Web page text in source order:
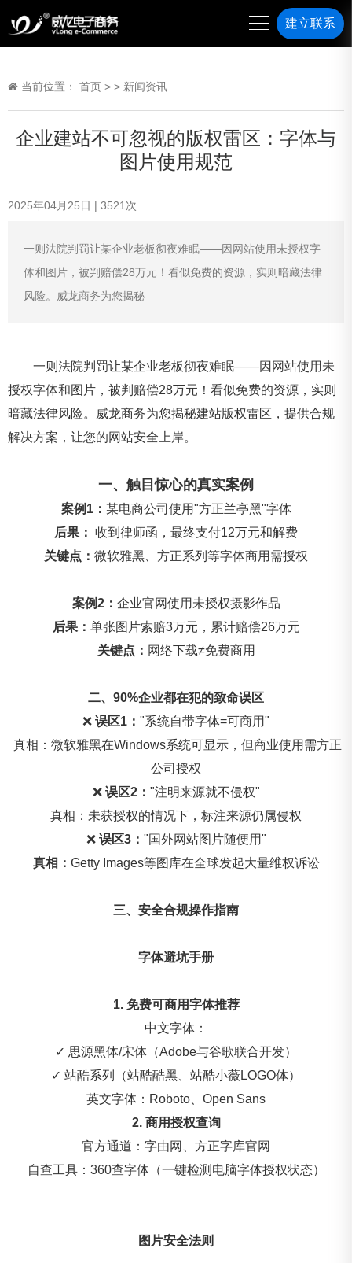
建立联系
当前位置： 首页 > > 新闻资讯
企业建站不可忽视的版权雷区：字体与
图片使用规范
2025年04月25日 | 3521 次
一则法院判罚让某企业老板彻夜难眠——因网站使用未授权字
体和图片，被判赔偿28万元！看似免费的资源，实则暗藏法律
风险。威龙商务为您揭秘
一则法院判罚让某企业老板彻夜难眠——因网站使用未
授权字体和图片，被判赔偿28万元！看似免费的资源，实则
暗藏法律风险。威龙商务为您揭秘建站版权雷区，提供合规
解决方案，让您的网站安全上岸。
一、触目惊心的真实案例
案例1： 某电商公司使用"方正兰亭黑"字体
后果： 收到律师函，最终支付12万元和解费
关键点： 微软雅黑、方正系列等字体商用需授权
案例2： 企业官网使用未授权摄影作品
后果： 单张图片索赔3万元，累计赔偿26万元
关键点： 网络下载≠免费商用
二、90%企业都在犯的致命误区
❌ 误区1： "系统自带字体=可商用"
真相：微软雅黑在Windows系统可显示，但商业使用需方正
公司授权
❌ 误区2： "注明来源就不侵权"
真相：未获授权的情况下，标注来源仍属侵权
❌ 误区3： "国外网站图片随便用"
真相： Getty Images等图库在全球发起大量维权诉讼
三、安全合规操作指南
字体避坑手册
1. 免费可商用字体推荐
中文字体：
✓ 思源黑体/宋体（Adobe与谷歌联合开发）
✓ 站酷系列（站酷酷黑、站酷小薇LOGO体）
英文字体：Roboto、Open Sans
2. 商用授权查询
官方通道：字由网、方正字库官网
自查工具：360查字体（一键检测电脑字体授权状态）
图片安全法则